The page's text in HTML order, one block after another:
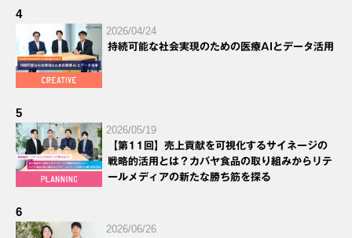
4
2026/04/24
持続可能な社会実現のための医療AIとデータ活用
5
2026/05/19
【第11回】売上貢献を可視化するサイネージの
戦略的活用とは？カバヤ食品の取り組みからリテ
ールメディアの新たな勝ち筋を探る
6
2026/06/26